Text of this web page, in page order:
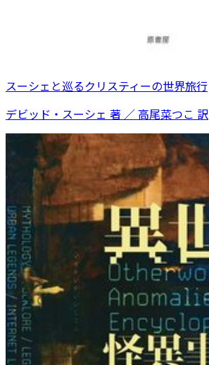
スーシェと巡るクリスティーの世界旅行
デビッド・スーシェ 著 ／ 高尾菜つこ 訳